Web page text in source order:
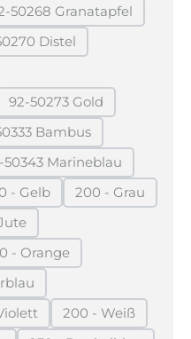
nicht verfügbar.)
50268 Granatapfel
(Diese Option ist
nicht verfügbar.)
Distel
(Diese Option ist zurzeit
zurzeit nicht verfügbar.)
zurzeit nicht verfügbar.)
92-50273 Gold
(Diese Option ist
nicht verfügbar.)
Bambus
(Diese Option ist zurzeit
nicht verfügbar.)
50343 Marineblau
(Diese Option ist
nicht verfügbar.)
- Gelb
(Diese Option ist zurzeit nicht
200 - Grau
(Diese
nicht verfügbar.)
Option ist zurzeit nicht
nicht verfügbar.)
- Orange
(Diese Option ist zurzeit
nicht verfügbar.)
Option ist zurzeit nicht
nicht verfügbar.)
Option ist zurzeit nicht
200 - Weiß
(Diese Option